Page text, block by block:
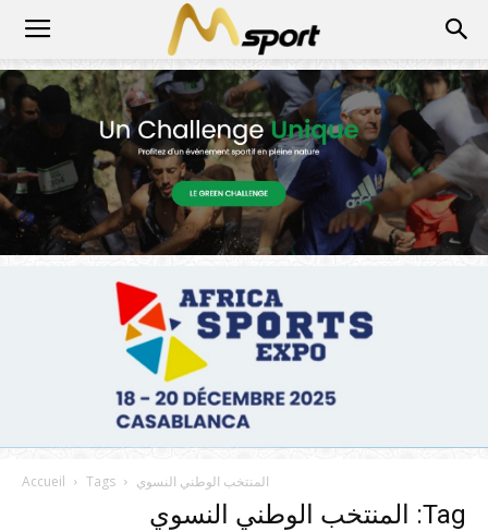
Accueil Tags المنتخب الوطني النسوي
Tag: المنتخب الوطني النسوي